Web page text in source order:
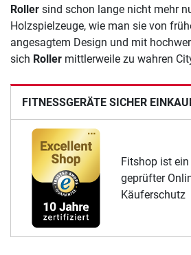
FITNESSGERÄTE SICHER
Fitshop ist
geprüfter
Käuferschutz
Roller sind schon lange nicht mehr
Holzspielzeuge, wie man sie von
angesagtem Design und mit
sich Roller mittlerweile zu wahren